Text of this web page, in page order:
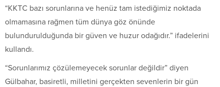
“KKTC bazı sorunlarına ve henüz tam istediğimiz noktada
olmamasına rağmen tüm dünya göz önünde
bulundurulduğunda bir güven ve huzur odağıdır.” ifadelerini
kullandı.
“Sorunlarımız çözülemeyecek sorunlar değildir” diyen
Gülbahar, basiretli, milletini gerçekten sevenlerin bir gün